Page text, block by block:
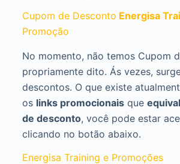
Cupom de Desconto Energisa
Promoção
No momento, não temos Cupom
propriamente dito. Ás vezes,
descontos. O que existe
os links promocionaisque
de desconto, você pode estar
clicando no botão abaixo.
Energisa Training e Promoções